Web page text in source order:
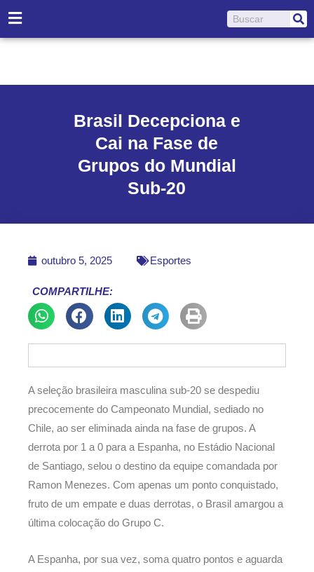
para
o
Pesquisar
Brasil Decepciona e
Cai na Fase de
Grupos do Mundial
Sub-20
outubro 5, 2025 Esportes
COMPARTILHE:
A seleção brasileira masculina sub-20 se despediu
precocemente do Campeonato Mundial, sediado no
Chile, ao ser eliminada ainda na fase de grupos. A
derrota por 1 a 0 para a Espanha, no Estádio Nacional
de Santiago, selou o destino da equipe comandada por
Ramon Menezes. Com apenas um ponto conquistado,
fruto de um empate e duas derrotas, o Brasil amargou a
última colocação do Grupo C.
A Espanha, por sua vez, soma quatro pontos e aguarda